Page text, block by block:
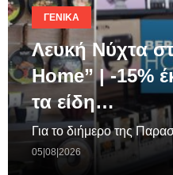
ΓΕΝΙΚΆ
Λευκή Νύχτα
Home” | -15%
τα είδη…
Για το διήμερο της
05|08|2026